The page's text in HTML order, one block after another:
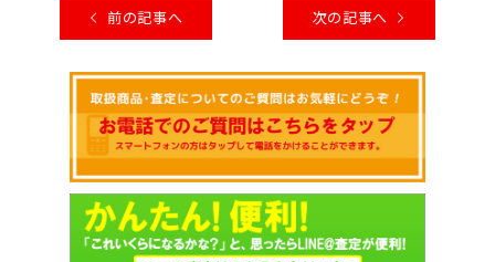
前の記事へ 次の記事へ